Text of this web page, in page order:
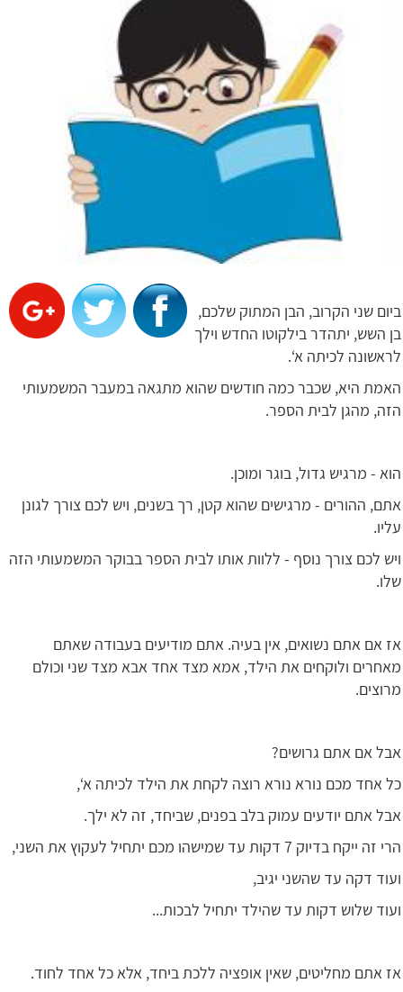
ביום שני הקרוב, הבן המתוק שלכם,
בן השש, יתהדר בילקוטו החדש וילך
לראשונה לכיתה א‘.
האמת היא, שכבר כמה חודשים שהוא מתגאה במעבר המשמעותי
הזה, מהגן לבית הספר.
הוא - מרגיש גדול, בוגר ומוכן.
אתם, ההורים - מרגישים שהוא קטן, רך בשנים, ויש לכם צורך לגונן
עליו.
ויש לכם צורך נוסף - ללוות אותו לבית הספר בבוקר המשמעותי הזה
שלו.
אז אם אתם נשואים, אין בעיה. אתם מודיעים בעבודה שאתם
מאחרים ולוקחים את הילד, אמא מצד אחד אבא מצד שני וכולם
מרוצים.
אבל אם אתם גרושים?
כל אחד מכם נורא נורא רוצה לקחת את הילד לכיתה א‘,
אבל אתם יודעים עמוק בלב בפנים, שביחד, זה לא ילך.
הרי זה ייקח בדיוק 7 דקות עד שמישהו מכם יתחיל לעקוץ את השני,
ועוד דקה עד שהשני יגיב,
ועוד שלוש דקות עד שהילד יתחיל לבכות...
אז אתם מחליטים, שאין אופציה ללכת ביחד, אלא כל אחד לחוד.